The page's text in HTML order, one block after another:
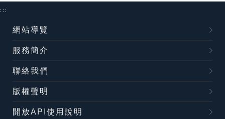
:::
網站導覽
服務簡介
聯絡我們
版權聲明
開放API使用說明